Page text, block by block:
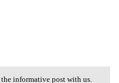
informative post with us.